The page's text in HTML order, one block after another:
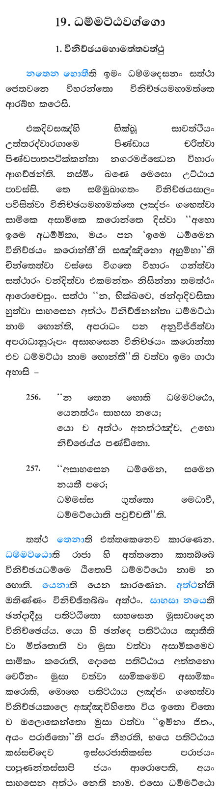
19. ධම්මට්ඨවග්ගො
1. විනිච්ඡයමහාමත්තවත්ථු
නතෙන හොතීති ඉමං ධම්මදෙසනං සත්ථා
ජෙතවනෙ විහරන්තො විනිච්ඡයමහාමත්තෙ
ආරබ්භ කථෙසි.
එකදිවසඤ්හි භික්ඛූ සාවත්ථියං
උත්තරද්වාරගාමෙ පිණ්ඩාය චරිත්වා
පිණ්ඩපාතපටික්කන්තා නගරමජ්ඣෙන විහාරං
ආගච්ඡන්ති. තස්මිං ඛණෙ මෙඝො උට්ඨාය
පාවස්සි. තෙ සම්මුඛාගතං විනිච්ඡයසාලං
පවිසිත්වා විනිච්ඡයමහාමත්තෙ ලඤ්ජං ගහෙත්වා
සාමිකෙ අසාමිකෙ කරොන්තෙ දිස්වා ‘‘අහො
ඉමෙ අධම්මිකා, මයං පන ‘ඉමෙ ධම්මෙන
විනිච්ඡයං කරොන්තී’ති සඤ්ඤිනො අහුම්හා’’ති
චින්තෙත්වා වස්සෙ විගතෙ විහාරං ගන්ත්වා
සත්ථාරං වන්දිත්වා එකමන්තං නිසින්නා තමත්ථං
ආරොචෙසුං. සත්ථා ‘‘න, භික්ඛවෙ, ඡන්දාදිවසිකා
හුත්වා සාහසෙන අත්ථං විනිච්ඡිනන්තා ධම්මට්ඨා
නාම හොන්ති, අපරාධං පන අනුවිජ්ජිත්වා
අපරාධානුරූපං අසාහසෙන විනිච්ඡයං කරොන්තා
එව ධම්මට්ඨා නාම හොන්තී’’ති වත්වා ඉමා ගාථා
අභාසි –
256.
‘‘න තෙන හොති ධම්මට්ඨො,
යෙනත්ථං සාහසා නයෙ;
යො ච අත්ථං අනත්ථඤ්ච, උභො
නිච්ඡෙය්ය පණ්ඩිතො.
257.
‘‘අසාහසෙන ධම්මෙන, සමෙන
නයතී පරෙ;
ධම්මස්ස ගුත්තො මෙධාවී,
ධම්මට්ඨොති පවුච්චතී’’ති.
තත්ථ තෙනාති එත්තකෙනෙව කාරණෙන.
ධම්මට්ඨොති රාජා හි අත්තනො කාතබ්බෙ
විනිච්ඡයධම්මෙ ඨිතොපි ධම්මට්ඨො නාම න
හොති.යෙනාති යෙන කාරණෙන. අත්ථන්ති
ඔතිණ්ණං විනිච්ඡිතබ්බං අත්ථං. සාහසා නයෙති
ඡන්දාදීසු පතිට්ඨිතො සාහසෙන මුසාවාදෙන
විනිච්ඡෙය්ය. යො හි ඡන්දෙ පතිට්ඨාය ඤාතීති
වා මිත්තොති වා මුසා වත්වා අසාමිකමෙව
සාමිකං කරොති, දොසෙ පතිට්ඨාය අත්තනො
වෙරීනං මුසා වත්වා සාමිකමෙව අසාමිකං
කරොති, මොහෙ පතිට්ඨාය ලඤ්ජං ගහෙත්වා
විනිච්ඡයකාලෙ අඤ්ඤවිහිතො විය ඉතො චිතො
ච ඔලොකෙන්තො මුසා වත්වා ‘‘ඉමිනා ජිතං,
අයං පරාජිතො’’ති පරං නීහරති, භයෙ පතිට්ඨාය
කස්සචිදෙව ඉස්සරජාතිකස්ස පරාජයං
පාපුණන්තස්සාපි ජයං ආරොපෙති, අයං
සාහසෙන අත්ථං නෙති නාම. එසො ධම්මට්ඨො